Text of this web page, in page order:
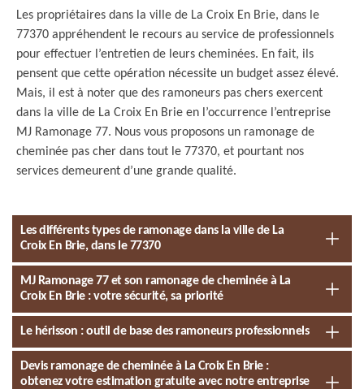
Les propriétaires dans la ville de La Croix En Brie, dans le
77370 appréhendent le recours au service de professionnels
pour effectuer l’entretien de leurs cheminées. En fait, ils
pensent que cette opération nécessite un budget assez élevé.
Mais, il est à noter que des ramoneurs pas chers exercent
dans la ville de La Croix En Brie en l’occurrence l’entreprise
MJ Ramonage 77. Nous vous proposons un ramonage de
cheminée pas cher dans tout le 77370, et pourtant nos
services demeurent d’une grande qualité.
Les différents types de ramonage dans la ville de La
Croix En Brie, dans le 77370
MJ Ramonage 77 et son ramonage de cheminée à La
Croix En Brie : votre sécurité, sa priorité
Le hérisson : outil de base des ramoneurs professionnels
Devis ramonage de cheminée à La Croix En Brie :
obtenez votre estimation gratuite avec notre entreprise